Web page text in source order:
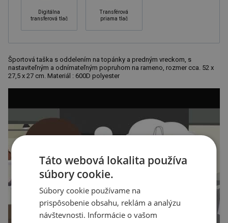
Digitálna
transferová tlač
Transférová
priama tlač
Športová taška s oddelením na topánky a predným vreckom, s
nastaviteľným a odnímateľným popruhom na rameno, rozmer cca. 52 x
27,5 x 27 cm. Materiál : 600D polyester
Táto webová lokalita používa
súbory cookie.
Súbory cookie používame na
prispôsobenie obsahu, reklám a analýzu
návštevnosti. Informácie o vašom